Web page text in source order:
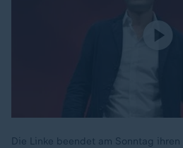
Die Linke beendet am Sonntag